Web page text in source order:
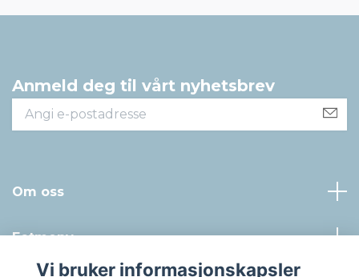
Anmeld deg til vårt nyhetsbrev
Om oss
Fotmeny
Vi bruker informasjonskapsler